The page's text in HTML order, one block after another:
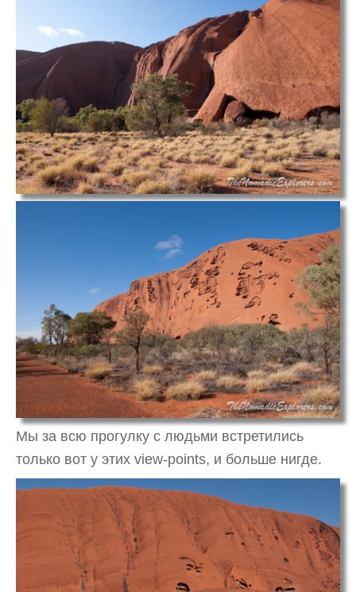
Мы за всю прогулку с людьми встретились
только вот у этих view-points, и больше нигде.